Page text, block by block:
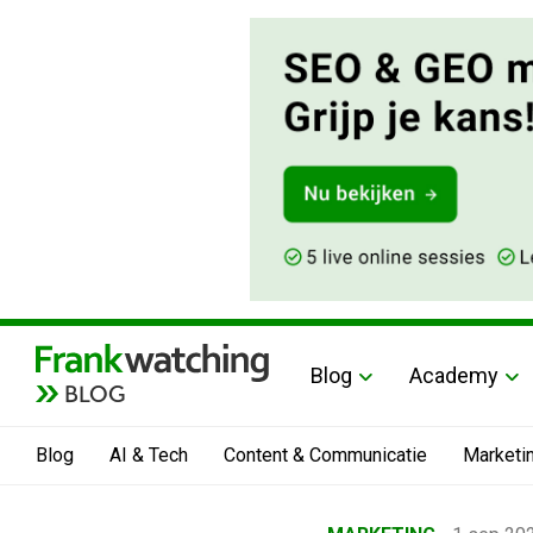
BLOG
Blog Academy
Blog AI & Tech Content & Communicatie